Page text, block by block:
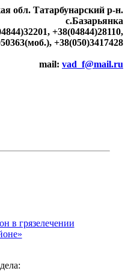
обл. Татарбунарский р-н.
с.Базарьянка
+38(04844)28110,
+38(050)3417428
mail: vad_f@mail.ru
в грязелечении